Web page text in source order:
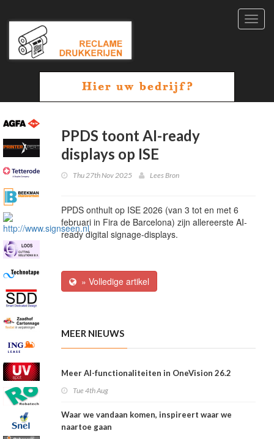
PPDS toont AI-ready
displays op ISE
Thu 27th Nov 2025 Lees Bron
PPDS onthult op ISE 2026 (van 3 tot en met 6
februari in Fira de Barcelona) zijn allereerste AI-
ready digital signage-displays.
» Volledige artikel
MEER NIEUWS
Meer AI-functionaliteiten in OneVision 26.2
Tue 4th Aug
Waar we vandaan komen, inspireert waar we
naartoe gaan